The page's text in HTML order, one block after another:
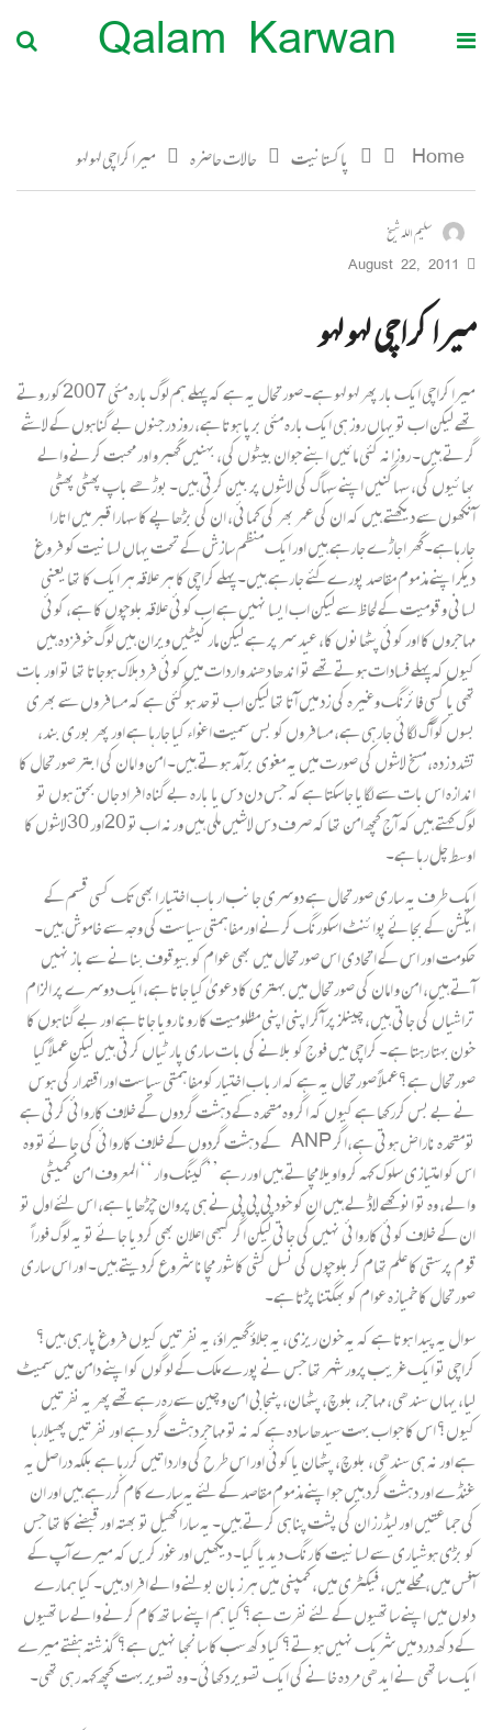
Qalam Karwan
Home پاکستانیت حالات حاضرہ میرا کراچی لہو لہو
سلیم اللہ شیخ
August 22, 2011
میرا کراچی لہو لہو
میرا کراچی ایک بار پھر لہو لہو ہے۔صورتحال یہ ہے کہ پہلے ہم لوگ بارہ مئی 2007 کو روتے
تھے لیکن اب تو یہاں روز ہی ایک بارہ مئی برپا ہوتا ہے، روز درجنوں بے گناہوں کے لاشے
گرتے ہیں۔ روزانہ کئی مائیں ابنے جوان بیٹوں کی، بہنیں گھبرو اور محبت کرنے والے
بھائیوں کی، سہاگنیں اپنے سہاگ کی لاشوں پر بین کرتی ہیں۔ بوڑھے باپ پھٹی پھٹی
آنکھوں سے دیکھتے ہیں کہ ان کی عمر بھر کی کمائی، ان کی بڑھاپے کا سہارا قبر میں اتارا
جارہاہے۔گھر اجاڑے جارہے ہیں اور ایک منظم سازش کے تحت یہاں لسانیت کو فروغ
دیکر اپنے مذموم مقاصد پورے کئے جارہے ہیں۔ پہلے کراچی کا ہر علاقہ ہر ایک کا تھا یعنی
لسانی و قومیت کے لحاظ سے لیکن اب ایسا نہیں ہے اب کوئی علاقہ بلوچوں کا ہے، کوئی
مہاجروں کا اور کوئی پٹھانوں کا، عید سر پر ہے لیکن مارکیٹیں ویران ہیں لوگ خوفزدہ ہیں
کیوں کہ پہلے فسادات ہوتے تھے تو اندھا دھند واردات میں کوئی فرد ہلاک ہوجاتا تھا تو اور بات
تھی یا کسی فائرنگ وغیرہ کی زد میں آتا تھا لیکن اب تو حد ہوگئی ہے کہ مسافروں سے بھری
بسوں کو آگ لگائی جارہی ہے، مسافروں کو بس سمیت اغواء کیا جارہا ہے اور پھر بوری بند،
تشدد زدہ، مسخ لاشوں کی صورت میں یہ مغوی برآمد ہوتے ہیں۔ امن و امان کی ابتر صورتحال کا
اندازہ اس بات سے لگایا جاسکتا ہے کہ جس دن دس یا بارہ بے گناہ افراد جاں بحق ہوں تو
لوگ کہتے ہیں کہ آج کچھ امن تھا کہ صرف دس لاشیں ملی ہیں ورنہ اب تو 20اور 30لاشوں کا
اوسط چل رہا ہے۔
ایک طرف یہ ساری صورتحال ہے دوسری جانب ارباب اختیار ابھی تک کسی قسم کے
ایکشن کے بجائے پوائنٹ اسکورنگ کرنے اور مفاہمتی سیاست کی وجہ سے خاموش ہیں۔
حکومت اور اس کے اتحادی اس صورتحال میں بھی عوام کو بیوقوف بنانے سے باز نہیں
آتے ہیں، امن و امان کی صورتحال میں بہتری کا دعویٰ کیا جاتا ہے، ایک دوسرے پر الزام
تراشیاں کی جاتی ہیں، چینلز پر آکر اپنی اپنی مظلومیت کا رونا رویا جاتا ہے اور بے گناہوں کا
خون بہتا رہتا ہے۔ کراچی میں فوج کو بلانے کی بات ساری پارٹیاں کرتی ہیں لیکن عملاً کیا
صورتحال ہے؟ عملاً صورتحال یہ ہے کہ اربابِ اختیار کو مفاہمتی سیاست اور اقتدار کی ہوس
نے بے بس کررکھا ہے کیوں کہ اگر وہ متحدہ کے دہشت گردوں کے خلاف کاروائی کرتی ہے
تومتحدہ ناراض ہوتی ہے،اگر ANP کے دہشت گردوں کے خلاف کاروائی کی جائے تو وہ
اس کو امتیازی سلوک کہہ کر واویلا مچاتے ہیں اور رہے ’’گینگ وار ‘‘ المعروف امن کمیٹی
والے، وہ تو انوکھے لاڈلے ہیں ان کو خود پی پی پی نے ہی پروان چڑھایا ہے، اس لئے اول تو
ان کے خلاف کوئی کاروائی نہیں کی جاتی لیکن اگر کبھی اعلان بھی کردیا جائے تو یہ لوگ فوراً
قوم پرستی کا علم تھام کر بلوچوں کی نسل کشی کا شور مچانا شروع کردیتے ہیں۔ اور اس ساری
صورتحال کا خمیازہ عوام کو بھگتنا پڑتا ہے۔
سوال یہ پیدا ہوتا ہے کہ یہ خون ریزی، یہ جلاؤ گھیراؤ، یہ نفرتیں کیوں فروغ پارہی ہیں؟
کراچی تو ایک غریب پرور شہر تھا جس نے پورے ملک کے لوگوں کو اپنے دامن میں سمیٹ
لیا، یہاں سندھی، مہاجر، بلوچ، پٹھان، پنجابی امن و چین سے رہ رہے تھے پھر یہ نفرتیں
کیوں؟ اس کا جواب بہت سیدھا سادہ ہے کہ نہ تو مہاجر دہشت گرد ہے اور نفرتیں پھیلا رہا
ہے اور نہ ہی سندھی، بلوچ، پٹھان یا کوئی اور اس طرح کی وارداتیں کررہا ہے بلکہ دراصل یہ
غنڈے اور دہشت گرد ہیں جو اپنے مذموم مقاصد کے لئے یہ سارے کام کررہے ہیں اور ان
کی جماعتیں اور لیڈرز ان کی پشت پناہی کرتے ہیں۔ یہ سارا کھیل تو بھتہ اور قبضے کا تھا جس
کو بڑی ہوشیاری سے لسانیت کا رنگ دیدیا گیا۔ دیکھیں اور غور کریں کہ میرے آپ کے
آفس میں، محلے میں، فیکٹری میں، کمپنی میں ہر زبان بولنے والے افراد ہیں۔ کیا ہمارے
دلوں میں اپنے ساتھیوں کے لئے نفرت ہے؟ کیا ہم اپنے ساتھ کام کرنے والے ساتھیوں
کے دکھ درد میں شریک نہیں ہوتے؟ کیا دکھ سب کا سانجھا نہیں ہے؟ گذشتہ ہفتے میرے
ایک ساتھی نے ایدھی مردہ خانے کی ایک تصویر دکھائی۔ وہ تصویر بہت کچھ کہہ رہی تھی۔